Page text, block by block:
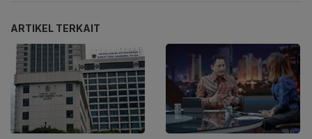
ARTIKEL TERKAIT